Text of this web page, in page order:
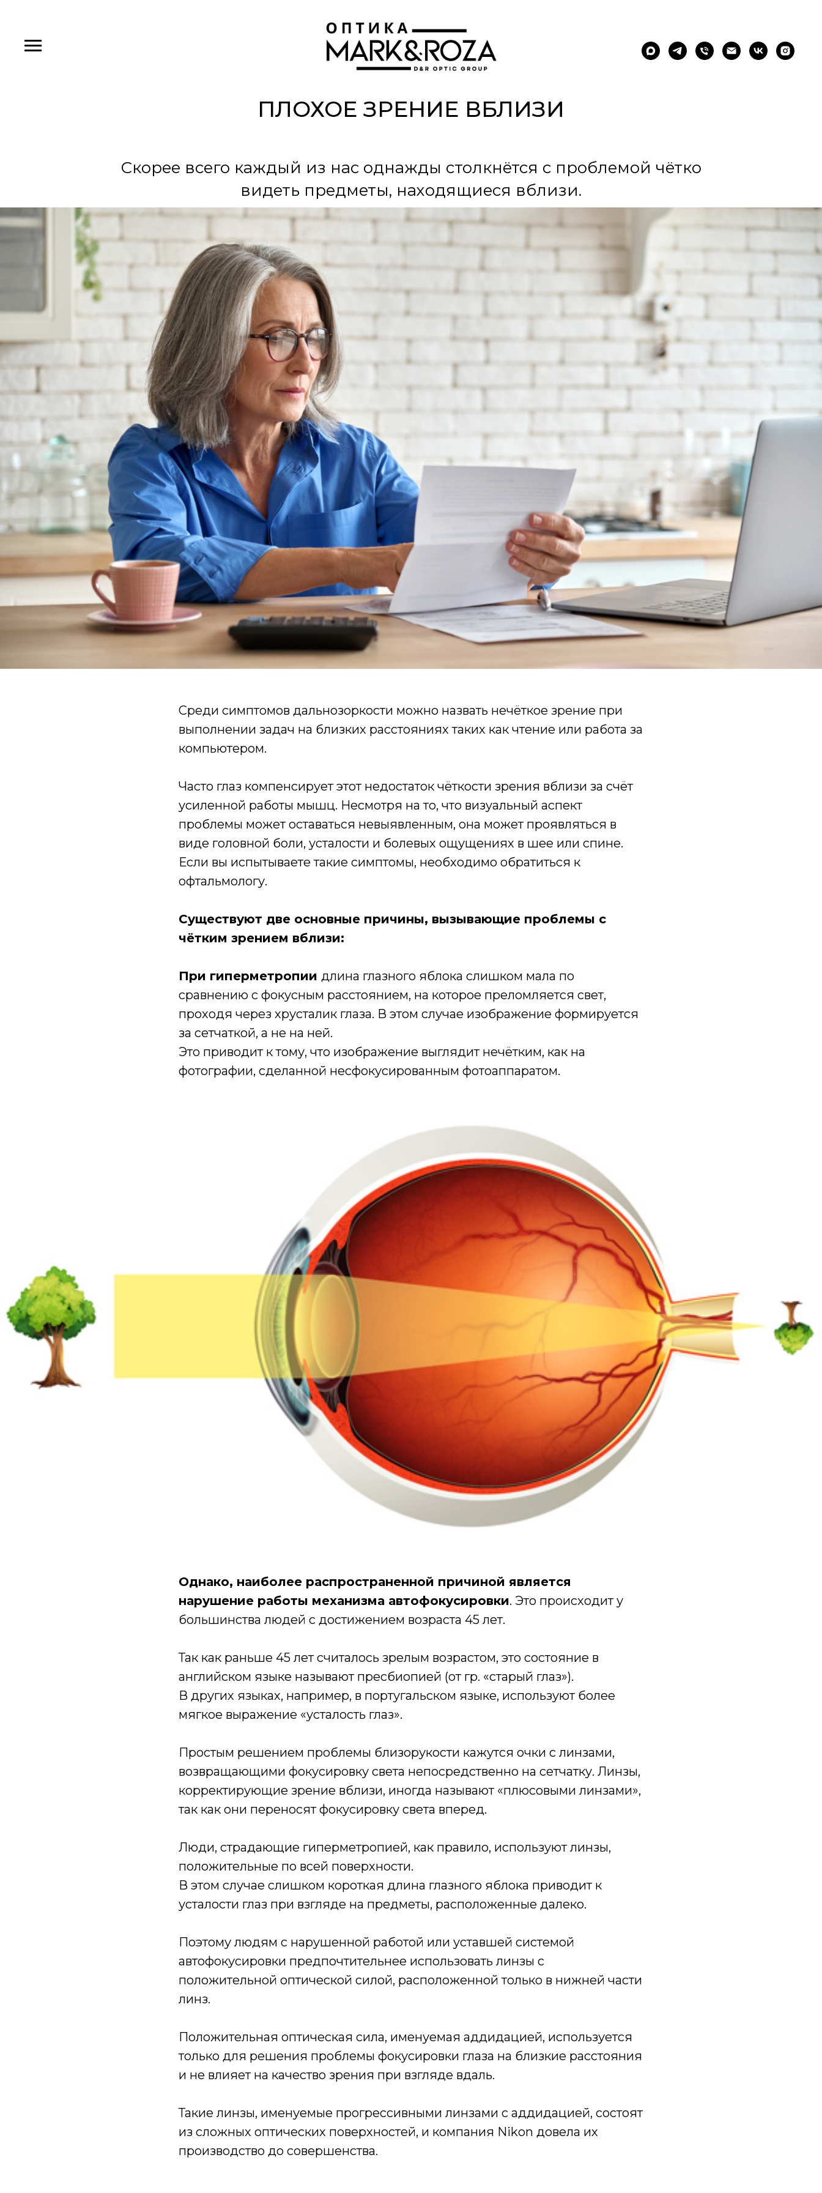
ПЛОХОЕ ЗРЕНИЕ ВБЛИЗИ
Скорее всего каждый из нас однажды столкнётся с проблемой чётко
видеть предметы, находящиеся вблизи.
Среди симптомов дальнозоркости можно назвать нечёткое зрение при
выполнении задач на близких расстояниях таких как чтение или работа за
компьютером.
Часто глаз компенсирует этот недостаток чёткости зрения вблизи за счёт
усиленной работы мышц. Несмотря на то, что визуальный аспект
проблемы может оставаться невыявленным, она может проявляться в
виде головной боли, усталости и болевых ощущениях в шее или спине.
Если вы испытываете такие симптомы, необходимо обратиться к
офтальмологу.
Существуют две основные причины, вызывающие проблемы с
чётким зрением вблизи:
При гиперметропии длина глазного яблока слишком мала по
сравнению с фокусным расстоянием, на которое преломляется свет,
проходя через хрусталик глаза. В этом случае изображение формируется
за сетчаткой, а не на ней.
Это приводит к тому, что изображение выглядит нечётким, как на
фотографии, сделанной несфокусированным фотоаппаратом.
Однако, наиболее распространенной причиной является
нарушение работы механизма автофокусировки. Это происходит у
большинства людей с достижением возраста 45 лет.
Так как раньше 45 лет считалось зрелым возрастом, это состояние в
английском языке называют пресбиопией (от гр. «старый глаз»).
В других языках, например, в португальском языке, используют более
мягкое выражение «усталость глаз».
Простым решением проблемы близорукости кажутся очки с линзами,
возвращающими фокусировку света непосредственно на сетчатку. Линзы,
корректирующие зрение вблизи, иногда называют «плюсовыми линзами»,
так как они переносят фокусировку света вперед.
Люди, страдающие гиперметропией, как правило, используют линзы,
положительные по всей поверхности.
В этом случае слишком короткая длина глазного яблока приводит к
усталости глаз при взгляде на предметы, расположенные далеко.
Поэтому людям с нарушенной работой или уставшей системой
автофокусировки предпочтительнее использовать линзы с
положительной оптической силой, расположенной только в нижней части
линз.
Положительная оптическая сила, именуемая аддидацией, используется
только для решения проблемы фокусировки глаза на близкие расстояния
и не влияет на качество зрения при взгляде вдаль.
Такие линзы, именуемые прогрессивными линзами с аддидацией, состоят
из сложных оптических поверхностей, и компания Nikon довела их
производство до совершенства.